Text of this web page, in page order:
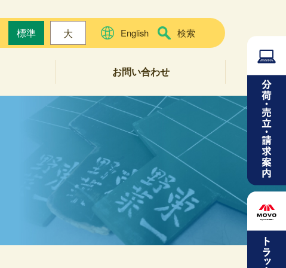
標準 大 English 検索
お問い合わせ
よくある質問
お問い合わせフォーム